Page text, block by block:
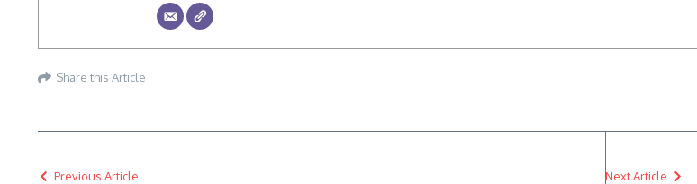
Share this Article
Previous Article Next Article